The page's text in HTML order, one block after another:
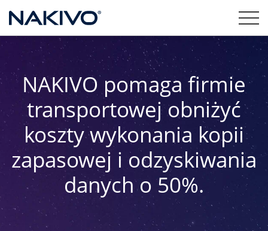
NAKIVO pomaga firmie
transportowej obniżyć
koszty wykonania kopii
zapasowej i odzyskiwania
danych o 50%.